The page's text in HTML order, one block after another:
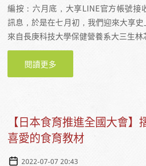
編按：六月底，大享LINE官方帳號接
訊息，於是在七月初，我們迎來大享
來自長庚科技大學保健營養系大三生林
閱讀更多
【日本食育推進全國大會】
喜愛的食育教材
2022-07-07 20:43